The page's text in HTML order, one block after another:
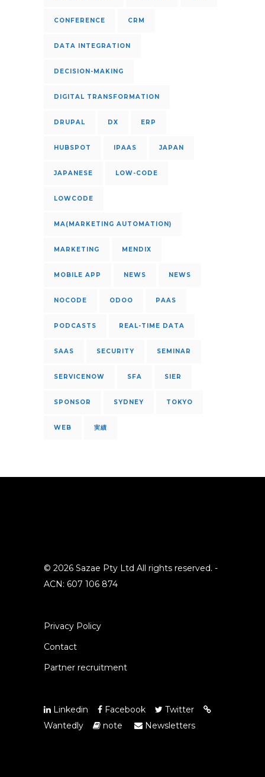
CONFERENCE CRM
DATA INTEGRATION
DECISION-MAKING
DIGITAL TRANSFORMATION
DRUPAL DX ERP
HUBSPOT IPAAS JAPAN
JAPANESE LOW-CODE
LOWCODE
MA(MARKETING AUTOMATION)
MARKETING MENDIX
MOBILE APP NEWS NEWS
NOCODE ODOO PAAS
PODCASTS REAL-TIME DATA
SAAS SECURITY SEMINAR
SERVICENOW SFA SIER
SPONSOR SYDNEY TOKYO
WEB 実績
© 2026 Sazae Pty Ltd All rights reserved. -
ACN: 607 106 874
Privacy Policy
Contact
Partner recruitment
Linkedin Facebook
Twitter
Wantedly
note Newsletters